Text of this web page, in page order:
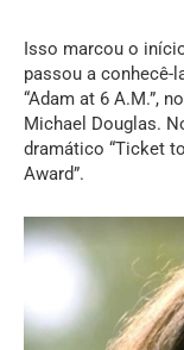
Isso marcou o
passou a conhecê-
“Adam at 6 A.M.”,
Michael Douglas.
dramático “Ticket
Award”.